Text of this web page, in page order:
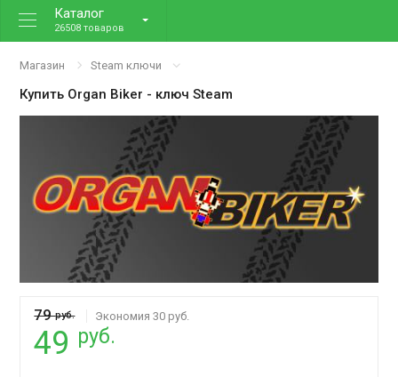
Каталог
26508 товаров
Магазин Steam ключи
Купить Organ Biker - ключ Steam
79руб. Экономия 30 руб.
49 руб.